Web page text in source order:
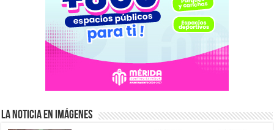
La Noticia en Imágenes